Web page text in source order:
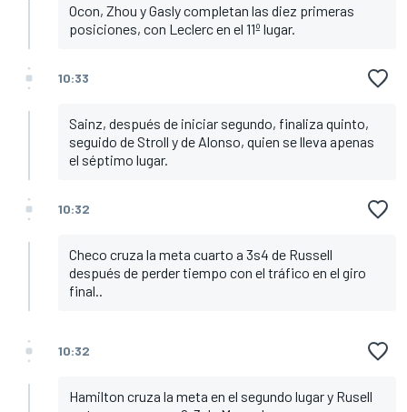
Ocon, Zhou y Gasly completan las diez primeras
posiciones, con Leclerc en el 11º lugar.
10:33
Sainz, después de iniciar segundo, finaliza quinto,
seguido de Stroll y de Alonso, quien se lleva apenas
el séptimo lugar.
10:32
Checo cruza la meta cuarto a 3s4 de Russell
después de perder tiempo con el tráfico en el giro
final..
10:32
Hamilton cruza la meta en el segundo lugar y Rusell